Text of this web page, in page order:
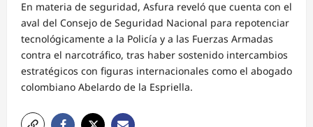
En materia de seguridad, Asfura reveló que cuenta con el
aval del Consejo de Seguridad Nacional para repotenciar
tecnológicamente a la Policía y a las Fuerzas Armadas
contra el narcotráfico, tras haber sostenido intercambios
estratégicos con figuras internacionales como el abogado
colombiano Abelardo de la Espriella.